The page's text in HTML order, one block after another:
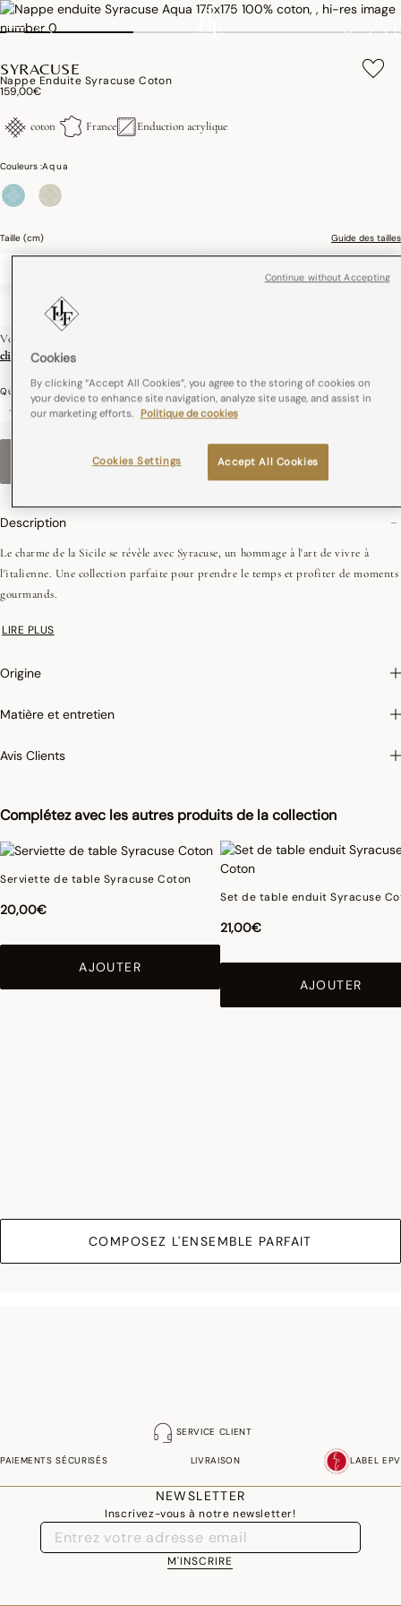
SYRACUSE
Nappe Enduite Syracuse Coton
159,00€
coton France Enduction acrylique
Couleurs :Aqua
Taille (cm) Guide des tailles
175 x 250
Vous ne trouvez pas votre taille? Créer votre produit sur mesure,
cliquez ici
Quantité
-
+
VEUILLEZ CHOISIR UNE TAILLE
Complétez avec les autres produits de la collection
Serviette de table Syracuse Coton
20,00€
AJOUTER
Set de table enduit Syracuse
21,00€
AJOUTER
COMPOSEZ L'ENSEMBLE PARFAIT
Description
Le charme de la Sicile se révèle avec Syracuse, un hommage à l'art de vivre à
l'italienne. Une collection parfaite pour prendre le temps et profiter de moments
gourmands.
Enduction acrylique :
antitaches et déperlants. Les articles de linge de table enduits se nettoient avec
LIRE PLUS
Origine
Matière et entretien
Avis Clients
SERVICE CLIENT
PAIEMENTS SÉCURISÉS LIVRAISON LABEL EPV
NEWSLETTER
Inscrivez-vous à notre newsletter!
M'INSCRIRE
Cookies
By clicking “Accept All Cookies”, you agree to the storing of cookies on
your device to enhance site navigation, analyze site usage, and assist in
our marketing efforts. Politique de cookies
Accept All Cookies
Cookies Settings
Continue without Accepting